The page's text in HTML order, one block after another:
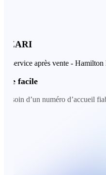
après vente - Hamilton
facile
d’un numéro d’accueil fiable